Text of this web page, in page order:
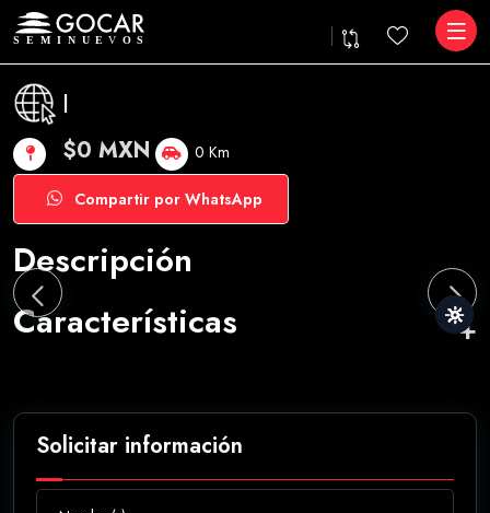
|
$0 MXN 0 Km
Compartir por WhatsApp
Descripción
Características
Solicitar información